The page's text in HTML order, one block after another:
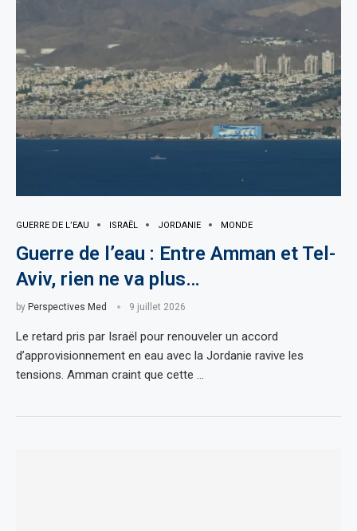
GUERRE DE L’EAU ISRAËL JORDANIE MONDE
Guerre de l’eau : Entre Amman et Tel-
Aviv, rien ne va plus…
by Perspectives Med 9 juillet 2026
Le retard pris par Israël pour renouveler un accord
d’approvisionnement en eau avec la Jordanie ravive les
tensions. Amman craint que cette …